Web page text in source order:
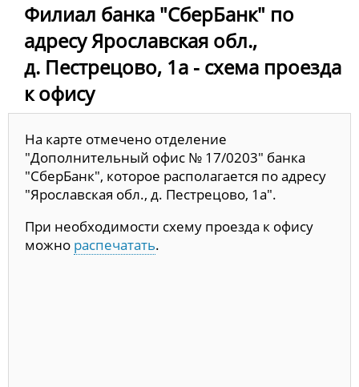
Филиал банка "СберБанк" по
адресу Ярославская обл.,
д. Пестрецово, 1а - схема проезда
к офису
На карте отмечено отделение
"Дополнительный офис № 17/0203" банка
"СберБанк", которое располагается по адресу
"Ярославская обл., д. Пестрецово, 1а".
При необходимости схему проезда к офису
можно распечатать.